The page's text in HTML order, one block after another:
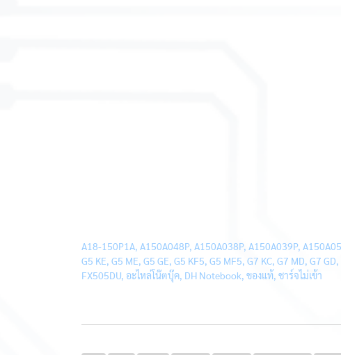
A18-150P1A, A150A048P, A150A038P, A150A039P,
G5 KE, G5 ME, G5 GE, G5 KF5, G5 MF5, G7 KC, G7 MD, G7
FX505DU, อะไหล่โน๊ตบุ๊ค, DH Notebook, ของแท้, ชาร์จไม่เข้า